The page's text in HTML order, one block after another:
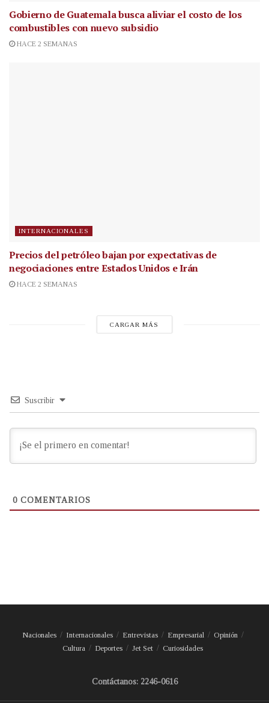
Gobierno de Guatemala busca aliviar el costo de los
combustibles con nuevo subsidio
HACE 2 SEMANAS
INTERNACIONALES
Precios del petróleo bajan por expectativas de
negociaciones entre Estados Unidos e Irán
HACE 2 SEMANAS
CARGAR MÁS
Suscribir
0 COMENTARIOS
Nacionales Internacionales Entrevistas Empresarial
Opinión
Cultura
Deportes Jet Set Curiosidades
Contáctanos: 2246-0616